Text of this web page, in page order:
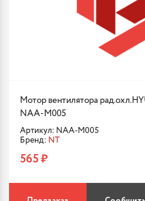
Мотор вентилятора
NAA-M005
Артикул: NAA-M005
Бренд: NT
565 ₽